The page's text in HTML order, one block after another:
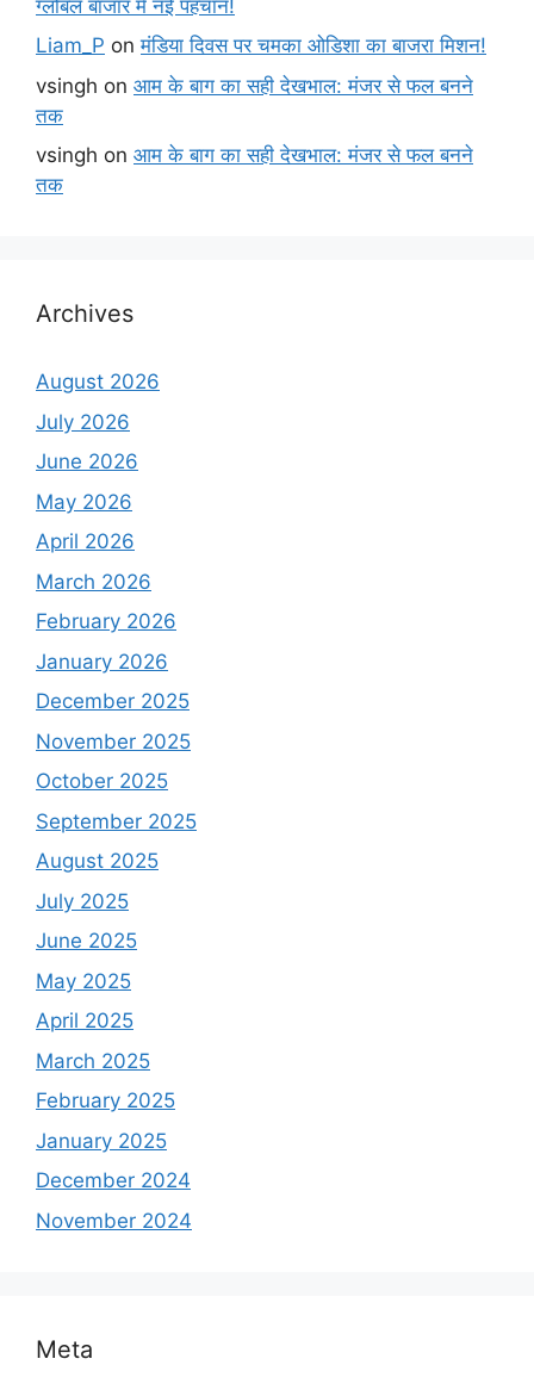
ग्लोबल बाजार में नई पहचान!
Liam_P onमंडिया दिवस पर चमका ओडिशा का बाजरा मिशन!
vsingh on आम के बाग का सही देखभाल: मंजर से फल बनने
तक
vsingh on आम के बाग का सही देखभाल: मंजर से फल बनने
तक
Archives
August 2026
July 2026
June 2026
May 2026
April 2026
March 2026
February 2026
January 2026
December 2025
November 2025
October 2025
September 2025
August 2025
July 2025
June 2025
May 2025
April 2025
March 2025
February 2025
January 2025
December 2024
November 2024
Meta